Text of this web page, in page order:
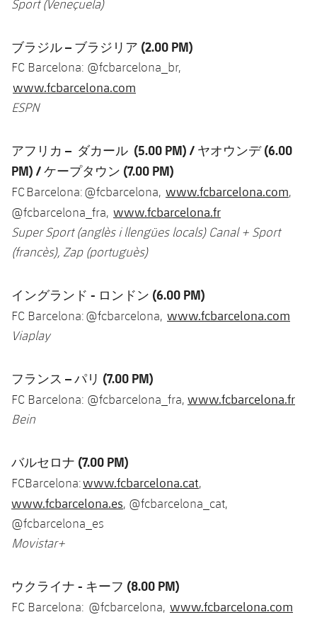
Sport (Veneçuela)
ブラジル – ブラジリア (2.00 PM)
FC Barcelona: @fcbarcelona_br,
www.fcbarcelona.com
ESPN
アフリカ – ダカール (5.00 PM) / ヤオウンデ(6.00
PM) /ケープタウン (7.00 PM)
FC Barcelona: @fcbarcelona, www.fcbarcelona.com,
@fcbarcelona_fra, www.fcbarcelona.fr
Super Sport (anglès i llengües locals) Canal + Sport
(francès), Zap (portuguès)
イングランド - ロンドン (6.00 PM)
FC Barcelona: @fcbarcelona, www.fcbarcelona.com
Viaplay
フランス – パリ (7.00 PM)
FC Barcelona: @fcbarcelona_fra, www.fcbarcelona.fr
Bein
バルセロナ (7.00 PM)
FCBarcelona:www.fcbarcelona.cat,
www.fcbarcelona.es, @fcbarcelona_cat,
@fcbarcelona_es
Movistar+
ウクライナ - キーフ (8.00 PM)
FC Barcelona: @fcbarcelona, www.fcbarcelona.com